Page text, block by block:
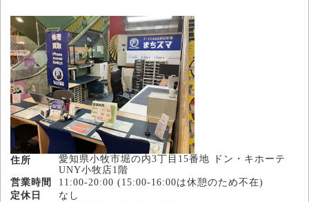
住所
愛知県小牧市堀の内3丁目15番地 ドン・キホーテ
UNY小牧店1階
営業時間
11:00-20:00 (15:00-16:00は休憩のため不在)
定休日
なし